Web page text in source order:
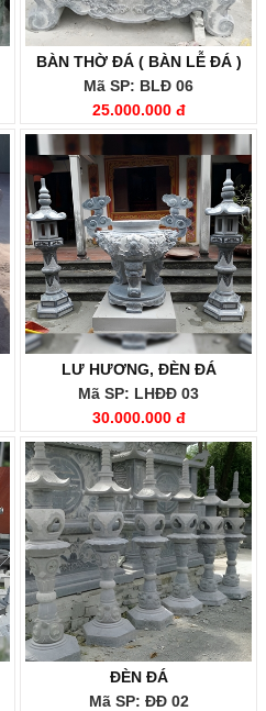
BÀN THỜ ĐÁ ( BÀN LỄ ĐÁ )
Mã SP: BLĐ 06
25.000.000 đ
LƯ HƯƠNG, ĐÈN ĐÁ
Mã SP: LHĐĐ 03
30.000.000 đ
ĐÈN ĐÁ
Mã SP: ĐĐ 02